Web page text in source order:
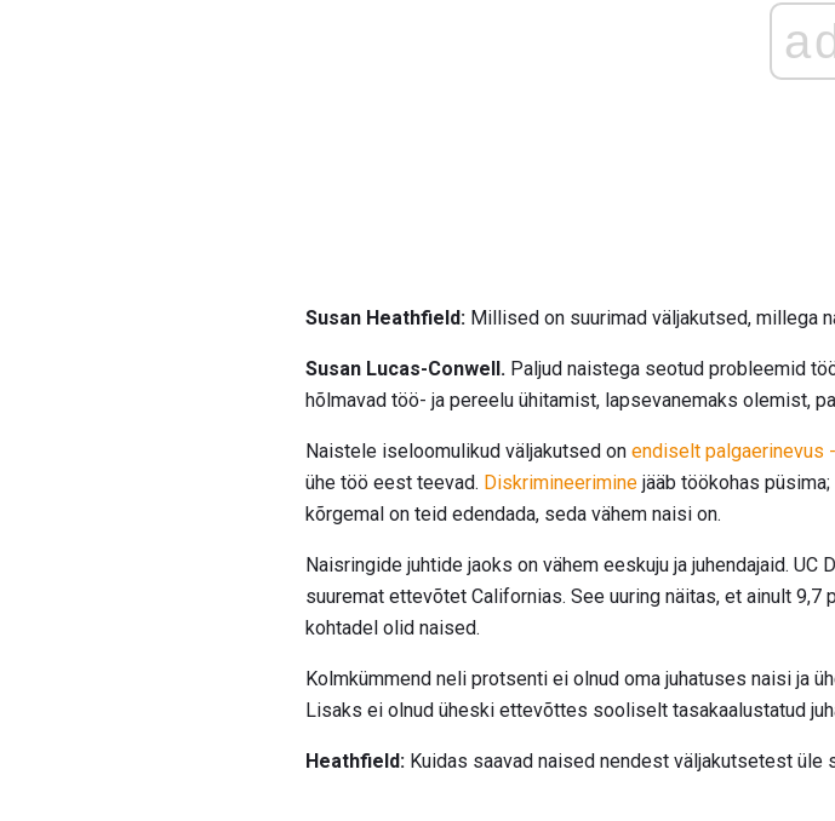
Susan Heathfield: Millised on suurimad väljakutsed, millega
Susan Lucas-Conwell. Paljud naistega seotud probleemid
hõlmavad töö- ja pereelu ühitamist, lapsevanemaks olemist,
Naistele iseloomulikud väljakutsed on endiselt palgaerinevus
ühe töö eest teevad. Diskrimineerimine jääb töökohas püsima;
kõrgemal on teid edendada, seda vähem naisi on.
Naisringide juhtide jaoks on vähem eeskuju ja juhendajaid.
suuremat ettevõtet Californias. See uuring näitas, et ainult
kohtadel olid naised.
Kolmkümmend neli protsenti ei olnud oma juhatuses naisi ja
Lisaks ei olnud üheski ettevõttes sooliselt tasakaalustatud
Heathfield: Kuidas saavad naised nendest väljakutsetest üle